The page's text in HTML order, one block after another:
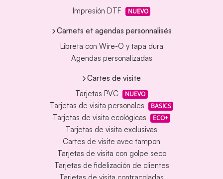
Impresión DTF
NUEVO
Carnets et agendas personnalisés
Libreta con Wire-O y tapa dura
Agendas personalizadas
Cartes de visite
Tarjetas PVC
NUEVO
Tarjetas de visita personales BASICS
Tarjetas de visita ecológicas ECO+
Tarjetas de visita exclusivas
Cartes de visite avec tampon
Tarjetas de visita con golpe seco
Tarjetas de fidelización de clientes